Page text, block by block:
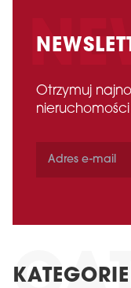
Otrzymuj
KATEGORIE